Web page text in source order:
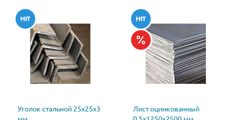
Уголок стальной 25х25х3
Лист оцинкованный